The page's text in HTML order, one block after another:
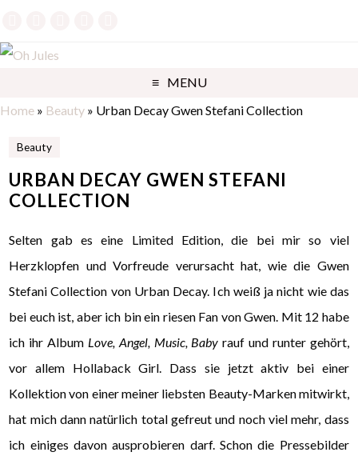
MENU
Home » Beauty » Urban Decay Gwen Stefani Collection
Beauty
URBAN DECAY GWEN STEFANI
COLLECTION
Selten gab es eine Limited Edition, die bei mir so viel
Herzklopfen und Vorfreude verursacht hat, wie die Gwen
Stefani Collection von Urban Decay. Ich weiß ja nicht wie das
bei euch ist, aber ich bin ein riesen Fan von Gwen. Mit 12 habe
ich ihr Album Love, Angel, Music, Baby rauf und runter gehört,
vor allem Hollaback Girl. Dass sie jetzt aktiv bei einer
Kollektion von einer meiner liebsten Beauty-Marken mitwirkt,
hat mich dann natürlich total gefreut und noch viel mehr, dass
ich einiges davon ausprobieren darf. Schon die Pressebilder